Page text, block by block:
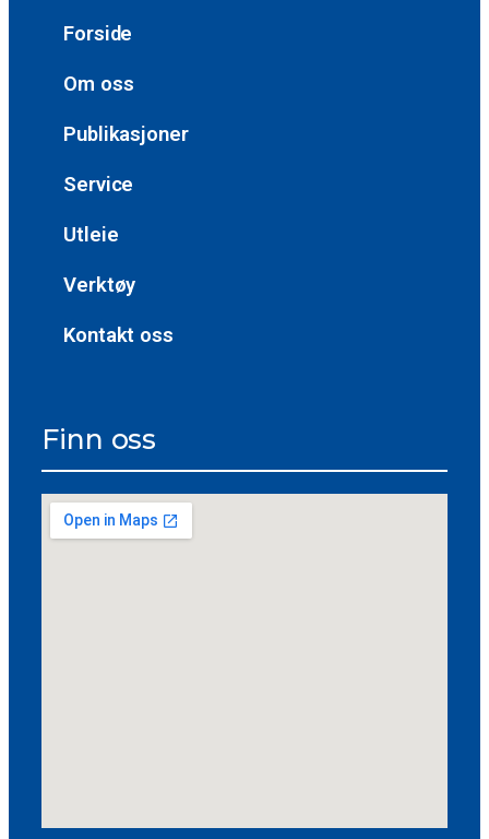
Forside
Om oss
Publikasjoner
Service
Utleie
Verktøy
Kontakt oss
Finn oss